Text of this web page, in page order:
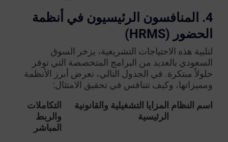
4. المنافسون الرئيسيون في أنظمة
الحضور (HRMS)
لتلبية هذه الاحتياجات التشريعية، يزخر السوق
السعودي بالعديد من البرامج المتخصصة التي توفر
حلولاً مبتكرة. في الجدول التالي، نعرض أبرز الأنظمة
ومميزاتها، وكيف تتنافس في تحقيق الامتثال:
اسم النظام المزايا التشغيلية والقانونية
الرئيسية
التكاملات
والربط
المباشر